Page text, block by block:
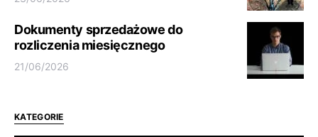
Dokumenty sprzedażowe do
rozliczenia miesięcznego
21/06/2026
KATEGORIE